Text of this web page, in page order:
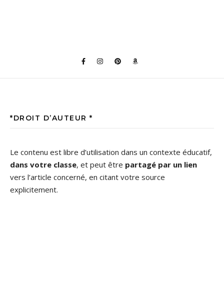
*DROIT D’AUTEUR *
Le contenu est libre d’utilisation dans un contexte éducatif,
dans votre classe, et peut être partagé par un lien
vers l’article concerné, en citant votre source
explicitement.